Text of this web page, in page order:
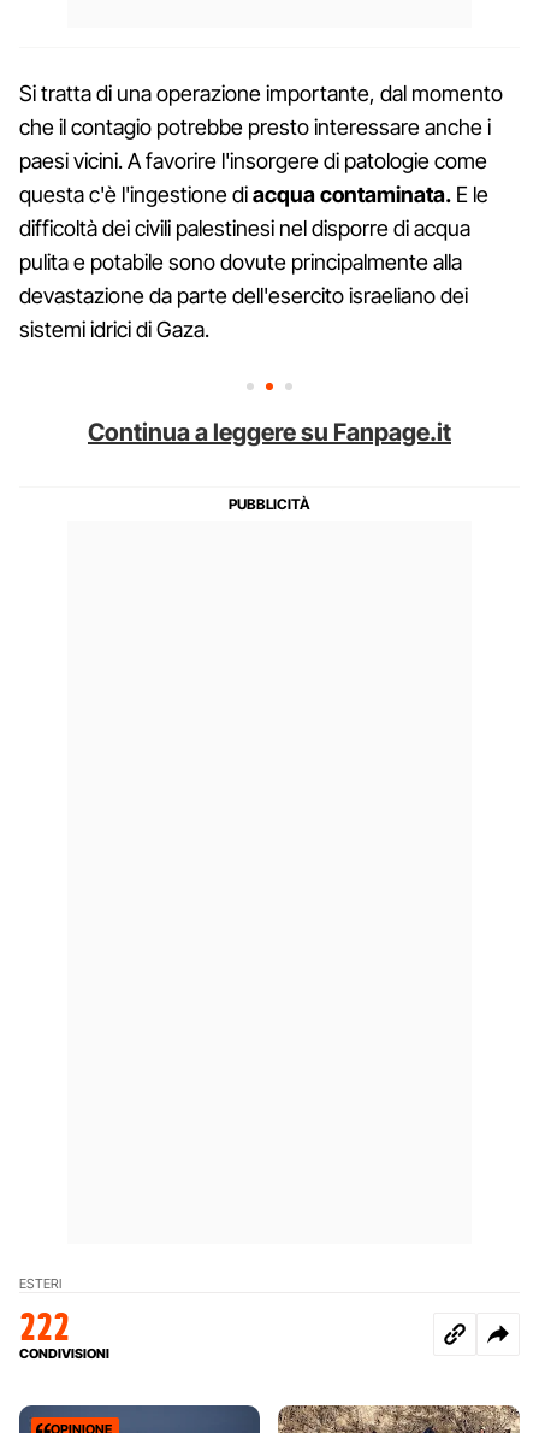
Si tratta di una operazione importante, dal momento
che il contagio potrebbe presto interessare anche i
paesi vicini. A favorire l'insorgere di patologie come
questa c'è l'ingestione diacqua contaminata. E le
difficoltà dei civili palestinesi nel disporre di acqua
pulita e potabile sono dovute principalmente alla
devastazione da parte dell'esercito israeliano dei
sistemi idrici di Gaza.
Continua a leggere su Fanpage.it
ESTERI
222
CONDIVISIONI
OPINIONE